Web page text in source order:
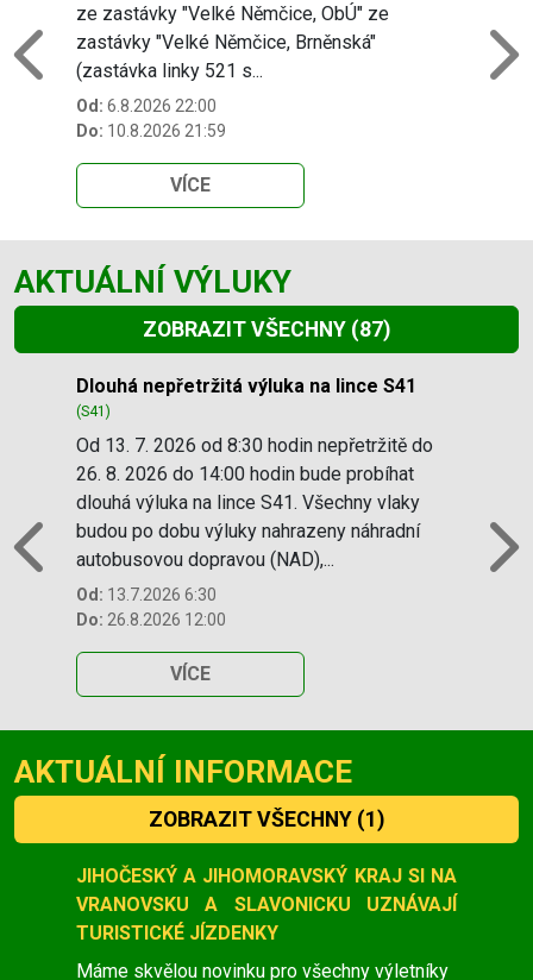
ze zastávky "Velké Němčice, ObÚ" ze
zastávky "Velké Němčice, Brněnská"
(zastávka linky 521 s...
Od: 6.8.2026 22:00
Do: 10.8.2026 21:59
VÍCE
Previous
AKTUÁLNÍ VÝLUKY
ZOBRAZIT VŠECHNY (87)
Slide 1 of 87
Dlouhá nepřetržitá výluka na lince S41
(S41)
Od 13. 7. 2026 od 8:30 hodin nepřetržitě do
26. 8. 2026 do 14:00 hodin bude probíhat
dlouhá výluka na lince S41. Všechny vlaky
budou po dobu výluky nahrazeny náhradní
autobusovou dopravou (NAD),...
Od: 13.7.2026 6:30
Do: 26.8.2026 12:00
VÍCE
Previous
AKTUÁLNÍ INFORMACE
ZOBRAZIT VŠECHNY (1)
Slide 1 of 1
JIHOČESKÝ A JIHOMORAVSKÝ KRAJ SI NA
VRANOVSKU A SLAVONICKU UZNÁVAJÍ
TURISTICKÉ JÍZDENKY
Máme skvělou novinku pro všechny výletníky